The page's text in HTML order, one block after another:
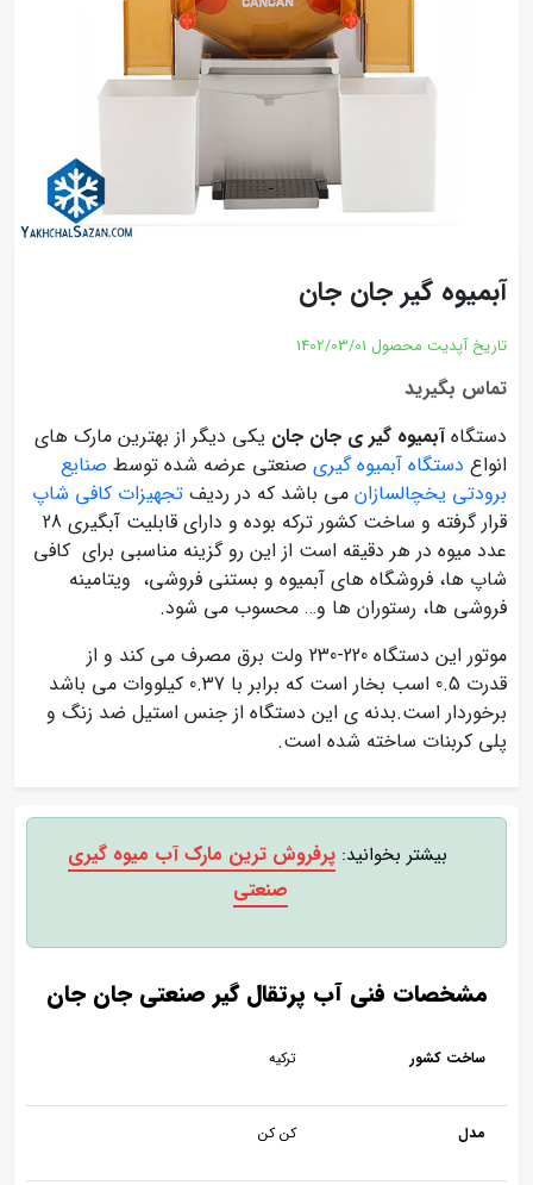
آبمیوه گیر جان جان
تاریخ آپدیت محصول 1402/03/01
تماس بگیرید
دستگاهآبمیوه گیر ی جان جان یکی دیگر از بهترین مارک های
انواع دستگاه آبمیوه گیری صنعتی عرضه شده توسط صنایع
برودتی یخچالسازان می باشد که در ردیف تجهیزات کافی شاپ
قرار گرفته و ساخت کشور ترکه بوده و دارای قابلیت آبگیری 28
عدد میوه در هر دقیقه است از این رو گزینه مناسبی برای کافی
شاپ ها، فروشگاه های آبمیوه و بستنی فروشی، ویتامینه
فروشی ها، رستوران ها و… محسوب می شود.
موتور این دستگاه 220-230 ولت برق مصرف می کند و از
قدرت 0.5 اسب بخار است که برابر با 0.37 کیلووات می باشد
برخوردار است.بدنه ی این دستگاه از جنس استیل ضد زنگ و
پلی کربنات ساخته شده است.
بیشتر بخوانید: پرفروش ترین مارک آب میوه گیری
صنعتی
مشخصات فنی آب پرتقال گیر صنعتی جان جان
ساخت کشور ترکیه
مدل کن کن